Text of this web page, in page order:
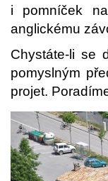
i pomníček
anglickému
Chystáte-li se
pomyslným
projet.